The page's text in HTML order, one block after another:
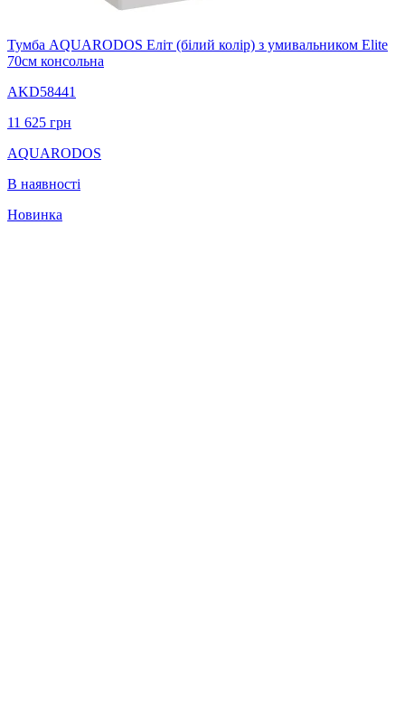
Тумба AQUARODOS Еліт (білий колір) з умивальником Elite
70см консольна
AKD58441
11 625 грн
AQUARODOS
В наявності
Новинка